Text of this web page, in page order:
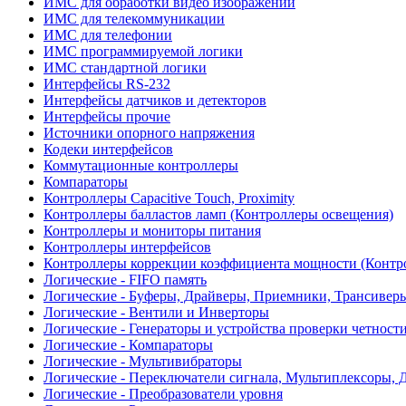
ИМС для телекоммуникации
ИМС для телефонии
ИМС программируемой логики
ИМС стандартной логики
Интерфейсы RS-232
Интерфейсы датчиков и детекторов
Интерфейсы прочие
Источники опорного напряжения
Кодеки интерфейсов
Коммутационные контроллеры
Компараторы
Контроллеры Capacitive Touch, Proximity
Контроллеры балластов ламп (Контроллеры освещения)
Контроллеры и мониторы питания
Контроллеры интерфейсов
Контроллеры коррекции коэффициента мощности
Логические - FIFO память
Логические - Буферы, Драйверы, Приемники,
Логические - Вентили и Инверторы
Логические - Генераторы и устройства проверки четности
Логические - Компараторы
Логические - Мультивибраторы
Логические - Переключатели сигнала, Мультиплексоры,
Логические - Преобразователи уровня